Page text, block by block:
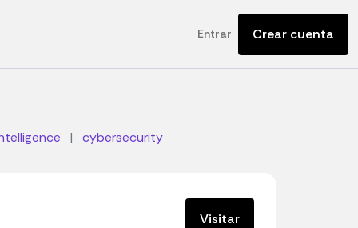
Entrar Crear cuenta
| cybersecurity
Visitar